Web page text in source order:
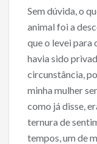
Sem dúvida, o
animal foi a
que o levei para
havia sido
circunstância,
minha mulher
como já disse,
ternura de
tempos, um de